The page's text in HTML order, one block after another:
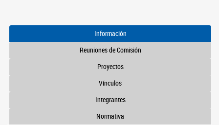
Información
Reuniones de Comisión
Proyectos
Vínculos
Integrantes
Normativa